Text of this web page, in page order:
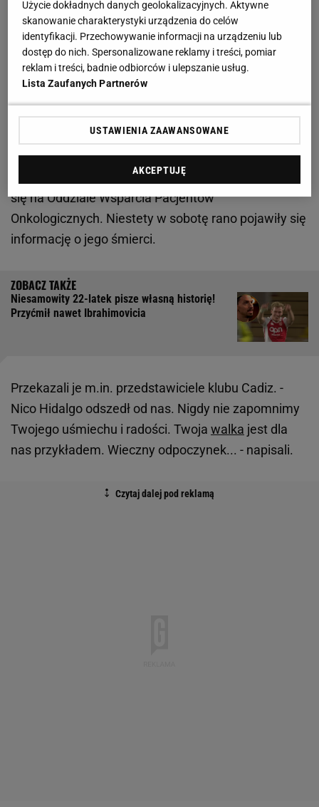
zawodowego sportu. Żelazny: Mam silne
obrzydzenie
Nie żyje Nico Hidalgo. Tak żegnają go Hiszpanie.
"Nigdy nie zapomnimy"
Jak podaje hiszpańska "Marca", u Hidalga w 2021 r.
zdiagnozowano raka płuc. Niestety wystąpiły też
przeżuty na kości. Przez ostatnie lata leczył
się na Oddziale Wsparcia Pacjentów
Onkologicznych. Niestety w sobotę rano pojawiły się
informację o jego śmierci.
Niesamowity 22-latek pisze własną historię!
Przyćmił nawet Ibrahimovicia
Przekazali je m.in. przedstawiciele klubu Cadiz. -
Nico Hidalgo odszedł od nas. Nigdy nie zapomnimy
Twojego uśmiechu i radości. Twoja walka jest dla
nas przykładem. Wieczny odpoczynek... - napisali.
Użycie dokładnych danych geolokalizacyjnych. Aktywne
skanowanie charakterystyki urządzenia do celów
identyfikacji. Przechowywanie informacji na urządzeniu lub
dostęp do nich. Spersonalizowane reklamy i treści, pomiar
reklam i treści, badnie odbiorców i ulepszanie usług.
Lista Zaufanych Partnerów
USTAWIENIA ZAAWANSOWANE
AKCEPTUJĘ